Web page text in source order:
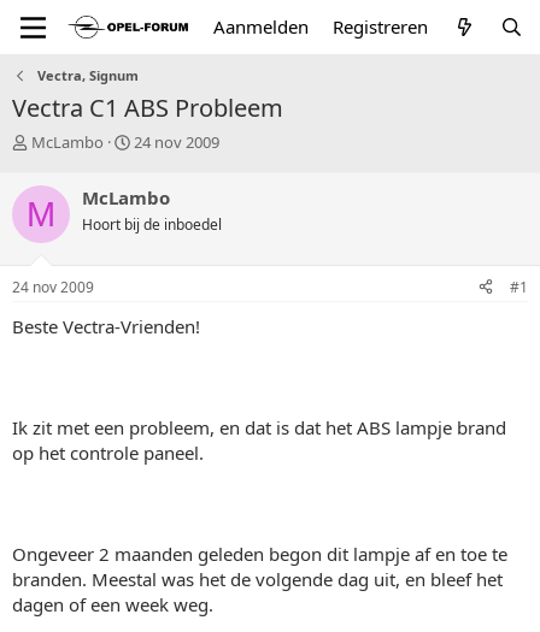
Aanmelden Registreren
Vectra, Signum
Vectra C1 ABS Probleem
T
p
i
c
s
a
t
McLambo
S
r
t
a
m
24 nov 2009
M McLambo
Hoort bij de inboedel
24 nov 2009 #1
Beste Vectra-Vrienden!
Ik zit met een probleem, en dat is dat het ABS lampje brand
op het controle paneel.
Ongeveer 2 maanden geleden begon dit lampje af en toe te
branden. Meestal was het de volgende dag uit, en bleef het
dagen of een week weg.